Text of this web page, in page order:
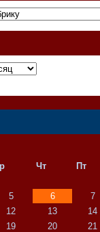
Чт Пт
5 6 7
12 13 14
19 20 21